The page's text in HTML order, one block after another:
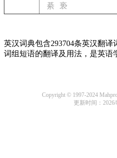
綦
亵
英汉词典包含293704条英汉翻
词组短语的翻译及用法，是英语
Copyright © 1997-2024
更新时间：2026/